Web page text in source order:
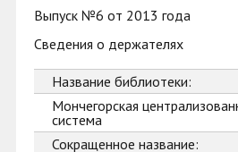
Выпуск №6 от 2013 года
Сведения о держателях
Название библиотеки:
Мончегорская
система
Сокращенное название: